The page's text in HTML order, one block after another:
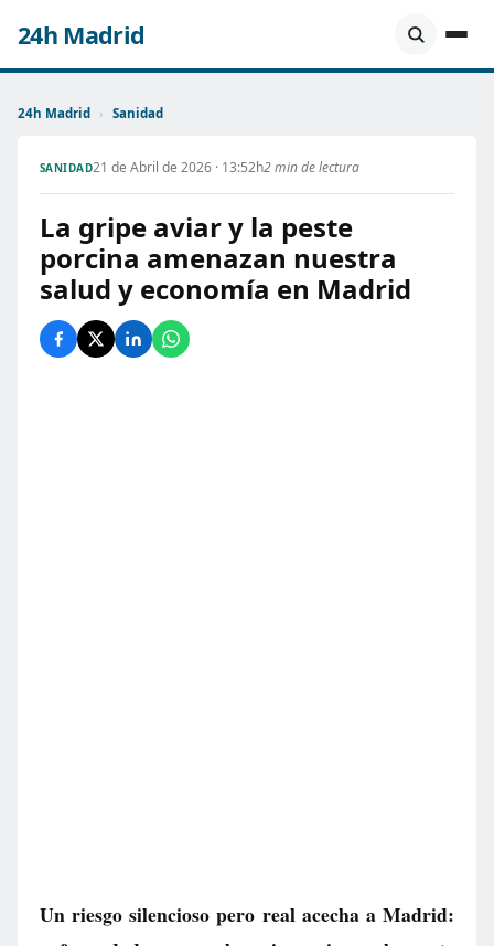
24h Madrid
24h Madrid › Sanidad
SANIDAD21 de Abril de 2026 · 13:52h2 min de lectura
La gripe aviar y la peste
porcina amenazan nuestra
salud y economía en Madrid
Un riesgo silencioso pero real acecha a Madrid: